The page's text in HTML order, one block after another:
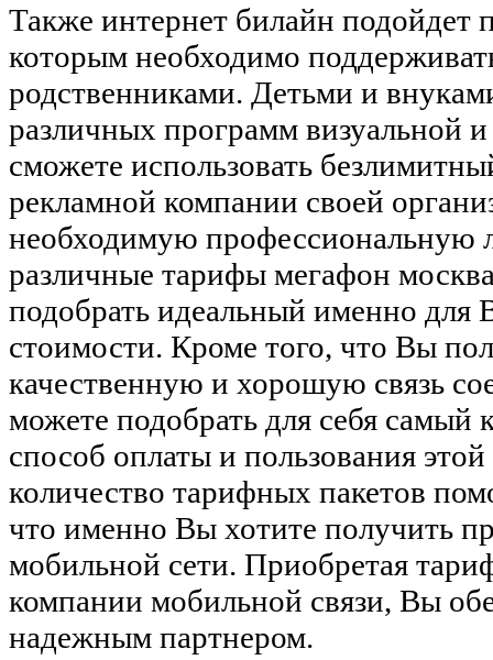
Также интернет билайн
которым необходимо
родственниками. Детьми и
различных программ визуальной
сможете использовать
рекламной компании своей
необходимую профессиональную
различные тарифы мегафон
подобрать идеальный именно для
стоимости. Кроме того, что Вы
качественную и хорошую связь
можете подобрать для себя
способ оплаты и пользования
количество тарифных пакетов
что именно Вы хотите получить
мобильной сети. Приобретая
компании мобильной связи, Вы
надежным партнером.